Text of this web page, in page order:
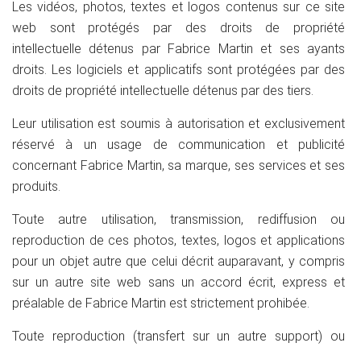
Les vidéos, photos, textes et logos contenus sur ce site
web sont protégés par des droits de propriété
intellectuelle détenus par Fabrice Martin et ses ayants
droits. Les logiciels et applicatifs sont protégées par des
droits de propriété intellectuelle détenus par des tiers.
Leur utilisation est soumis à autorisation et exclusivement
réservé à un usage de communication et publicité
concernant Fabrice Martin, sa marque, ses services et ses
produits.
Toute autre utilisation, transmission, rediffusion ou
reproduction de ces photos, textes, logos et applications
pour un objet autre que celui décrit auparavant, y compris
sur un autre site web sans un accord écrit, express et
préalable de Fabrice Martin est strictement prohibée.
Toute reproduction (transfert sur un autre support) ou